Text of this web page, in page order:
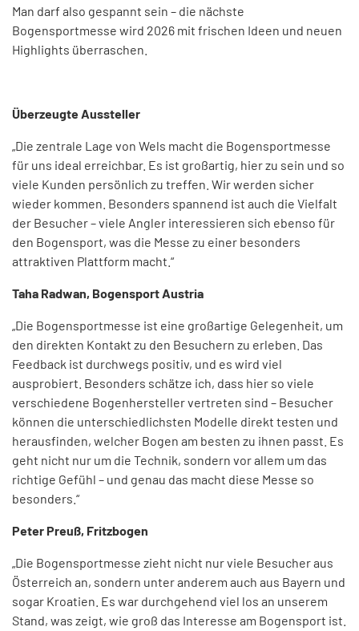
Man darf also gespannt sein – die nächste
Bogensportmesse wird 2026 mit frischen Ideen und neuen
Highlights überraschen.
Überzeugte Aussteller
„Die zentrale Lage von Wels macht die Bogensportmesse
für uns ideal erreichbar. Es ist großartig, hier zu sein und so
viele Kunden persönlich zu treffen. Wir werden sicher
wieder kommen. Besonders spannend ist auch die Vielfalt
der Besucher – viele Angler interessieren sich ebenso für
den Bogensport, was die Messe zu einer besonders
attraktiven Plattform macht.“
Taha Radwan, Bogensport Austria
„Die Bogensportmesse ist eine großartige Gelegenheit, um
den direkten Kontakt zu den Besuchern zu erleben. Das
Feedback ist durchwegs positiv, und es wird viel
ausprobiert. Besonders schätze ich, dass hier so viele
verschiedene Bogenhersteller vertreten sind – Besucher
können die unterschiedlichsten Modelle direkt testen und
herausfinden, welcher Bogen am besten zu ihnen passt. Es
geht nicht nur um die Technik, sondern vor allem um das
richtige Gefühl – und genau das macht diese Messe so
besonders.“
Peter Preuß, Fritzbogen
„Die Bogensportmesse zieht nicht nur viele Besucher aus
Österreich an, sondern unter anderem auch aus Bayern und
sogar Kroatien. Es war durchgehend viel los an unserem
Stand, was zeigt, wie groß das Interesse am Bogensport ist.